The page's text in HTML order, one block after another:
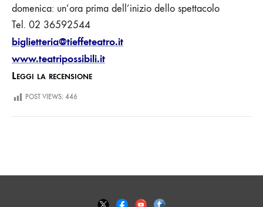
domenica: un’ora prima dell’inizio dello spettacolo
Tel. 02 36592544
biglietteria@tieffeteatro.it
www.teatripossibili.it
Leggi la recensione
POST VIEWS: 446